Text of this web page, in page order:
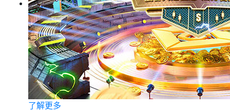
了解更多